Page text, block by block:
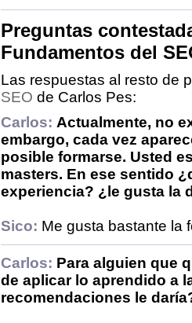
Preguntas
Fundamentos del
Las respuestas al resto de
SEO de Carlos Pes:
Carlos: Actualmente, no
embargo, cada vez
posible formarse. Usted
masters. En ese sentido
experiencia? ¿le gusta la
Sico: Me gusta bastante la
Carlos: Para alguien que
de aplicar lo aprendido a
recomendaciones le